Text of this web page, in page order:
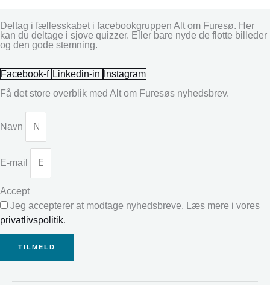
Deltag i fællesskabet i facebookgruppen Alt om Furesø. Her
kan du deltage i sjove quizzer. Eller bare nyde de flotte billeder
og den gode stemning.
Facebook-f Linkedin-in
Instagram
Få det store overblik med Alt om Furesøs nyhedsbrev.
Navn
E-mail
Accept
Jeg accepterer at modtage nyhedsbreve. Læs mere i vores
privatlivspolitik.
TILMELD